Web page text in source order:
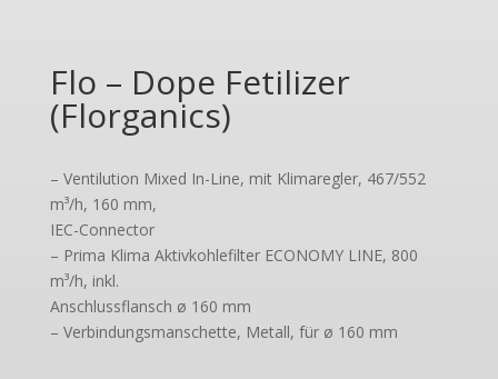
Flo – Dope Fetilizer
(Florganics)
– Ventilution Mixed In-Line, mit Klimaregler, 467/552
m³/h, 160 mm,
IEC-Connector
– Prima Klima Aktivkohlefilter ECONOMY LINE, 800
m³/h, inkl.
Anschlussflansch ø 160 mm
– Verbindungsmanschette, Metall, für ø 160 mm